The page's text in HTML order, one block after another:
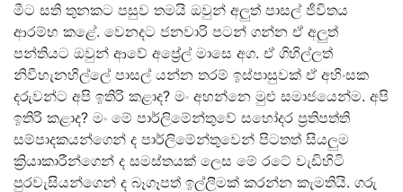
මීට සති තුනකට පසුව තමයි ඔවුන් අලුත් පාසල් ජීවිතය
ආරම්භ කළේ. වෙනදට ජනවාරි පටන් ගන්න ඒ අලුත්
පන්තියට ඔවුන් ආවේ අප්‍රේල් මාසෙ අග. ඒ ගිහිල්ලත්
නිවීහැනහිල්ලේ පාසල් යන්න තරම් ඉස්පාසුවක් ඒ අහිංසක
දරුවන්ට අපි ඉතිරි කළාද? මං අහන්නෙ මුළු සමාජයෙන්ම. අපි
ඉතිරි කළාද? මං මේ පාර්ලිමේන්තුවේ සහෝදර ප්‍රතිපත්ති
සම්පාදකයන්ගෙන් ද පාර්ලිමේන්තුවෙන් පිටතත් සියලුම
ක්‍රියාකාරීන්ගෙන් ද සමස්තයක් ලෙස මේ රටේ වැඩිහිටි
පුරවැසියන්ගෙන් ද බෑගෑපත් ඉල්ලීමක් කරන්න කැමතියි. ගරු